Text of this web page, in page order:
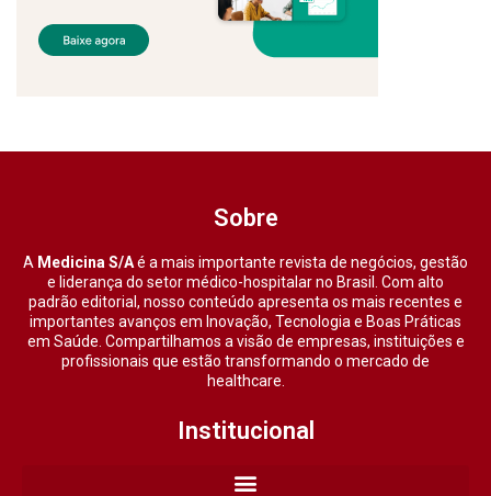
Sobre
A Medicina S/Aé a mais importante revista de negócios, gestão
e liderança do setor médico-hospitalar no Brasil. Com alto
padrão editorial, nosso conteúdo apresenta os mais recentes e
importantes avanços em Inovação, Tecnologia e Boas Práticas
em Saúde. Compartilhamos a visão de empresas, instituições e
profissionais que estão transformando o mercado de
healthcare.
Institucional